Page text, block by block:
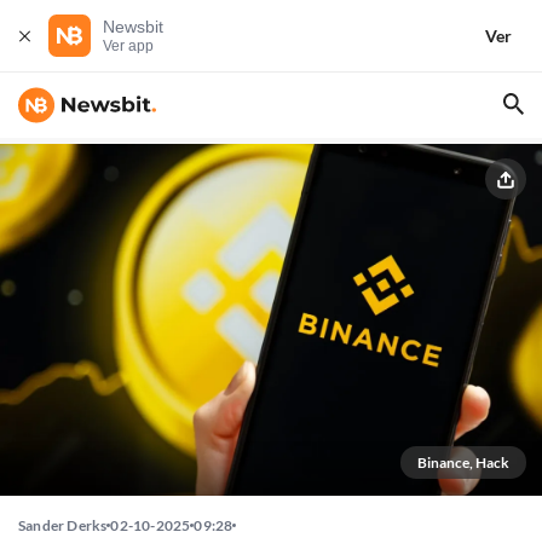
Newsbit
Ver app
Ver
Binance, Hack
Sander Derks 02-10-2025 09:28